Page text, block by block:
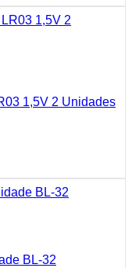
1,5V 2 Unidades
BL-32